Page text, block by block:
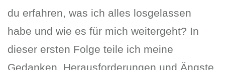
du erfahren, was ich alles losgelassen
habe und wie es für mich weitergeht? In
dieser ersten Folge teile ich meine
Gedanken, Herausforderungen und Ängste